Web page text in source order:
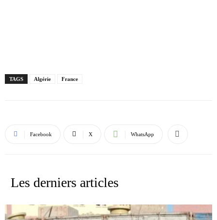
TAGS Algérie France
Facebook X WhatsApp
Les derniers articles